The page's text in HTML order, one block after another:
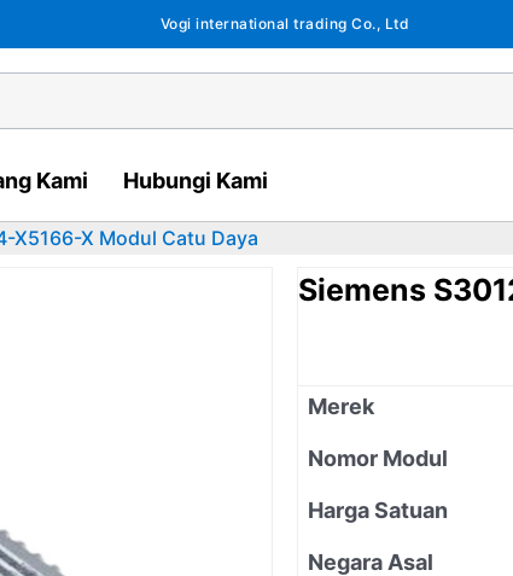
Vogi international trading Co., Ltd
Kami Hubungi Kami
X5166-X Modul Catu Daya
Siemens
Merek
Nomor Modul
Harga Satuan
Negara Asal